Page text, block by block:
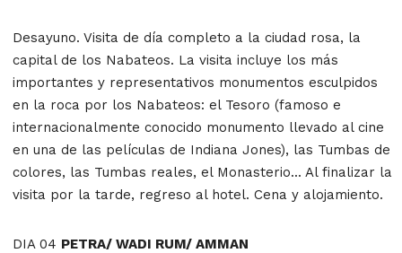
Desayuno. Visita de día completo a la ciudad rosa, la
capital de los Nabateos. La visita incluye los más
importantes y representativos monumentos esculpidos
en la roca por los Nabateos: el Tesoro (famoso e
internacionalmente conocido monumento llevado al cine
en una de las películas de Indiana Jones), las Tumbas de
colores, las Tumbas reales, el Monasterio... Al finalizar la
visita por la tarde, regreso al hotel. Cena y alojamiento.
DIA 04 PETRA/ WADI RUM/ AMMAN